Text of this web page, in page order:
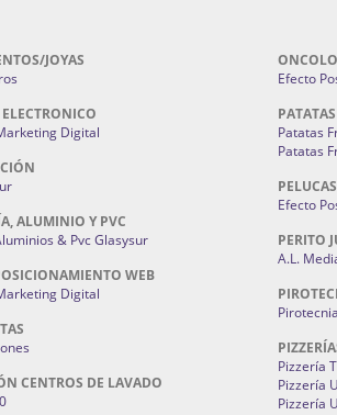
JOYAS
Digital
ALUMINIO Y PVC
& Pvc Glasysur
WEB
Digital
CENTROS DE LAVADO
Efecto
Patatas
Patatas
PELUCAS
Efecto
PERITO
A.L.
Pizzería
Pizzería
Pizzería